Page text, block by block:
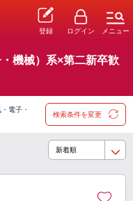
登録 ログイン メニュー
機械）系×第二新卒歓
電子・
検索条件を変更